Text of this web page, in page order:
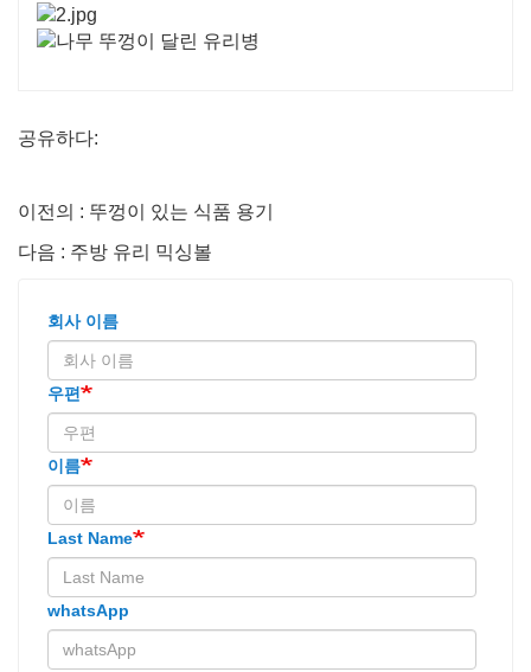
공유하다:
이전의 : 뚜껑이 있는 식품 용기
다음 : 주방 유리 믹싱볼
회사 이름
우편
이름
Last Name
whatsApp